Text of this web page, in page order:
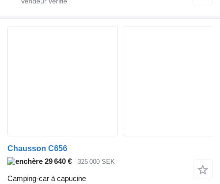
Chausson C656
29 640 €
325 000 SEK
Camping-car à capucine